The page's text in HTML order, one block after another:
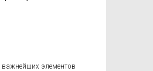
элементов